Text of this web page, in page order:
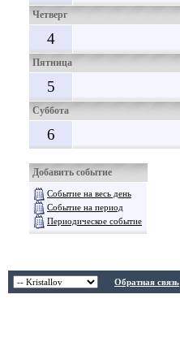
Четверг
4
Пятница
5
Суббота
6
Добавить событие
Событие на весь день
Событие на период
Периодическое событие
Обратная связь